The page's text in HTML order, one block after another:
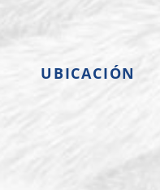
UBICACIÓN